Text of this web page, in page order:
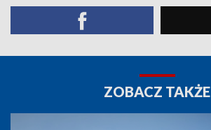
ZOBACZ TAKŻE